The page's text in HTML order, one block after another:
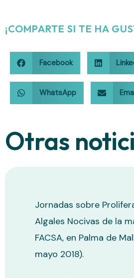
¡COMPARTE SI TE HA
Facebook
WhatsApp
Otras
Jornadas sobre
Algales Nocivas de la
FACSA, en Palma de
mayo 2018).